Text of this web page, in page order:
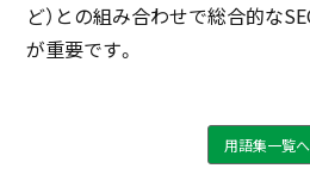
ど）との組み合わせで総合的な
が重要です。
用語集一覧へ